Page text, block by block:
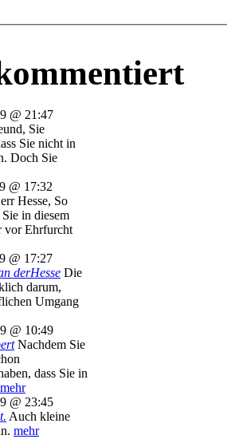
@ 21:47
Sie
Sie nicht in
Doch Sie
@ 17:32
Hesse, So
Sie in diesem
vor Ehrfurcht
@ 17:27
derHesse Die
darum,
Umgang
@ 10:49
Nachdem Sie
dass Sie in
mehr
@ 23:45
Auch kleine
mehr